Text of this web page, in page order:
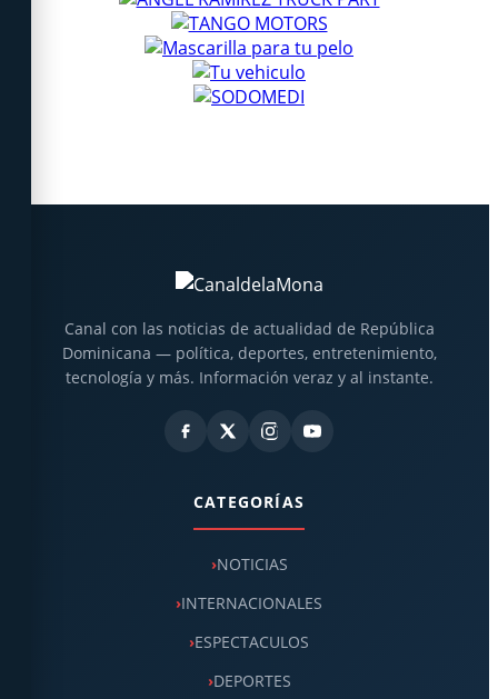
Canal con las noticias de actualidad de República
Dominicana — política, deportes, entretenimiento,
tecnología y más. Información veraz y al instante.
CATEGORÍAS
NOTICIAS
INTERNACIONALES
ESPECTACULOS
DEPORTES